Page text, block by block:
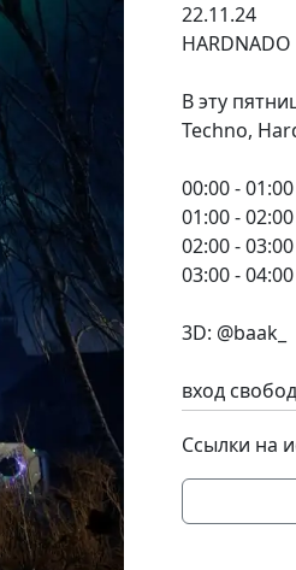
22.11.24
HARDNADO
В эту
Techno,
00:00 -
01:00 -
02:00 -
03:00 -
3D: @baak_
вход
Ссылки на